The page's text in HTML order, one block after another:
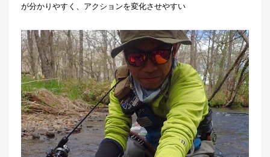
が分かりやすく、アクションを変化させやすい